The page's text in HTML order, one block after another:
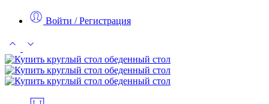
Войти / Регистрация